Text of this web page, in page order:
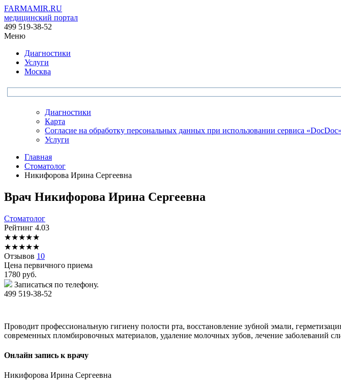
FARMAMIR.RU
медицинский портал
499 519-38-52
Меню
Диагностики
Услуги
Москва
Диагностики
Карта
Согласие на обработку персональных данных при использовании сервиса «DocDoc»
Услуги
Главная
Стоматолог
Никифорова Ирина Сергеевна
Врач Никифорова Ирина Сергеевна
Стоматолог
Рейтинг 4.03
★★★★★
★★★★★
Отзывов 10
Цена первичного приема
1780 руб.
Записаться по телефону.
499 519-38-52
Проводит профессиональную гигиену полости рта, восстановление зубной эмали,
современных пломбировочных материалов, удаление молочных зубов, лечение заболеваний
Онлайн запись к врачу
Никифорова Ирина Сергеевна